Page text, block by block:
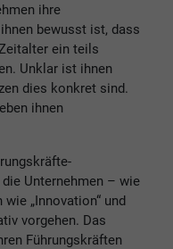
ihre
bewusst ist, dass
ein teils
Unklar ist ihnen
dies konkret sind.
ihnen
Unternehmen – wie
„Innovation“ und
vorgehen. Das
Führungskräften